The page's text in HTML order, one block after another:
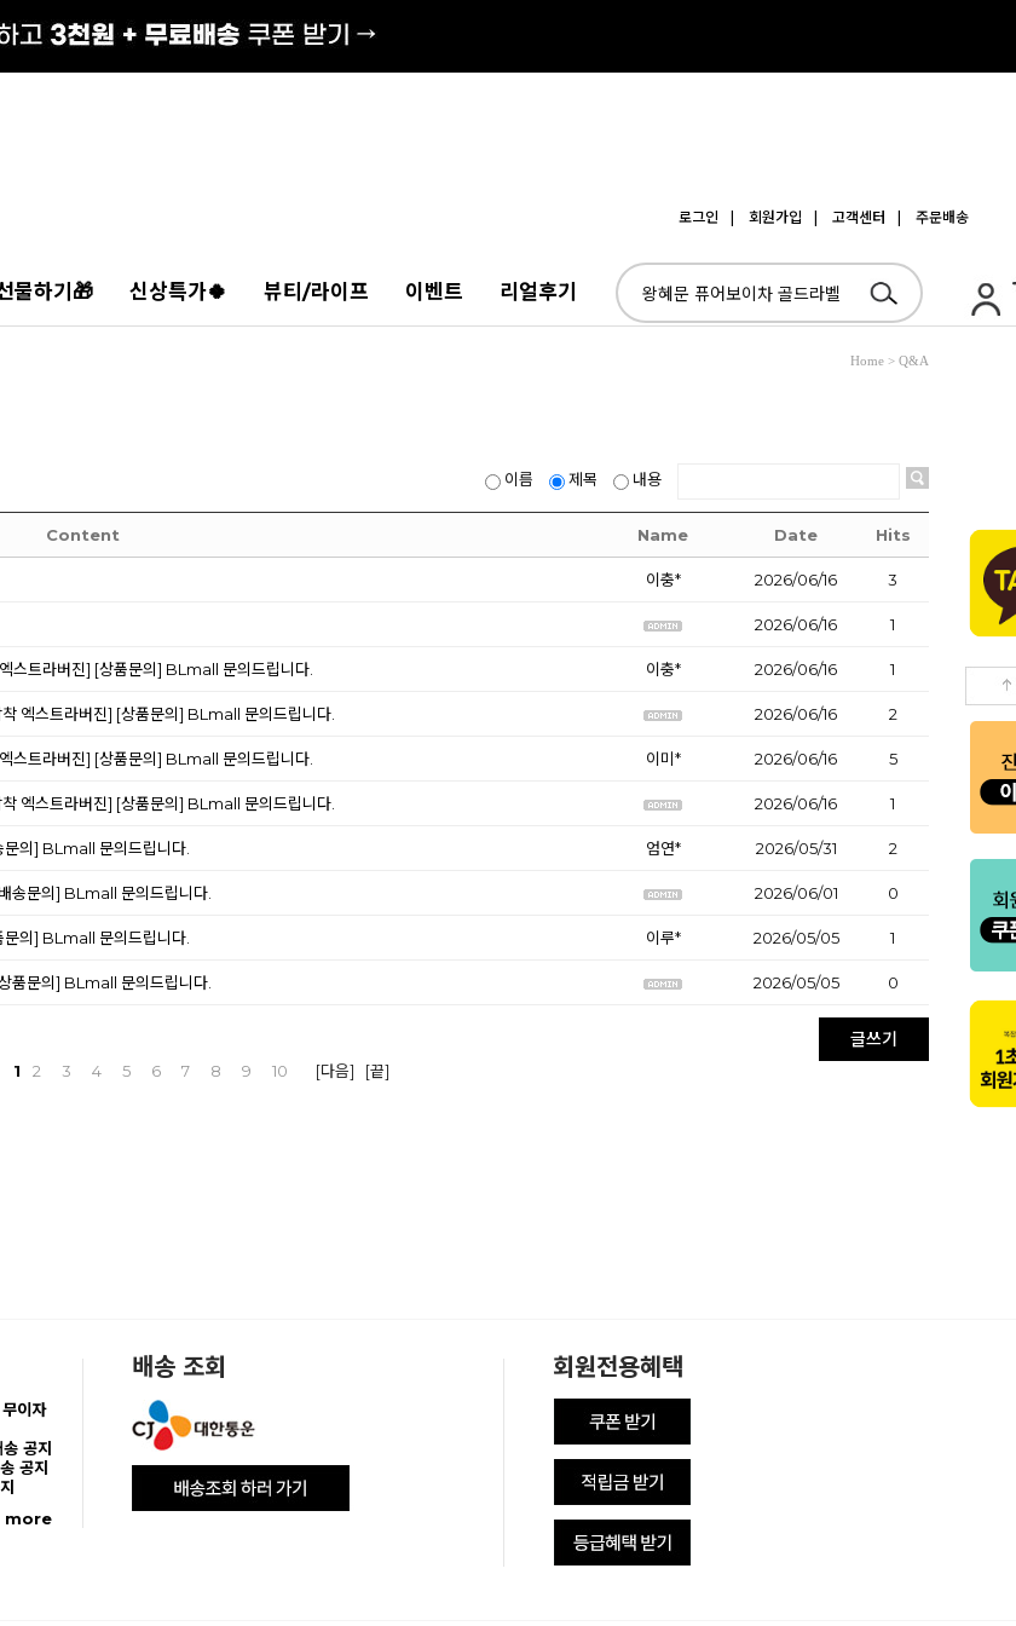
로그인 | 회원가입 | 고객센터 | 주문배송
물하기🎁 신상특가🍀 뷰티/라이프 이벤트 리얼후기
Home > Q&A
이름 제목 내용
Content Name Date Hits
이충* 2026/06/16 3
2026/06/16 1
스트라버진] [상품문의] BLmall 문의드립니다. 이충* 2026/06/16 1
엑스트라버진] [상품문의] BLmall 문의드립니다. 2026/06/16 2
스트라버진] [상품문의] BLmall 문의드립니다. 이미* 2026/06/16 5
엑스트라버진] [상품문의] BLmall 문의드립니다. 2026/06/16 1
문의] BLmall 문의드립니다. 엄연* 2026/05/31 2
송문의] BLmall 문의드립니다. 2026/06/01 0
문의] BLmall 문의드립니다. 이루* 2026/05/05 1
품문의] BLmall 문의드립니다. 2026/05/05 0
글쓰기
1 2 3 4 5 6 7 8 9 10 [다음] [끝]
이자
공지
공지
more
배송 조회 회원전용혜택